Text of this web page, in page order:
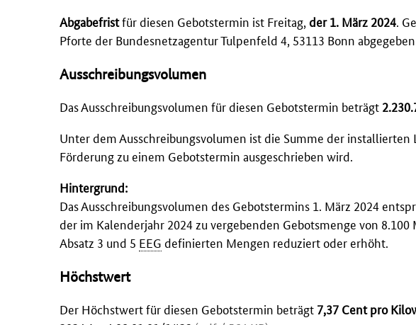
Abgabefristfür diesen Gebotstermin ist Freitag, der 1. März 2024 .
Pforte der Bundesnetzagentur Tulpenfeld 4, 53113 Bonn
Ausschreibungsvolumen
Das Ausschreibungsvolumen für diesen Gebotstermin beträgt
Unter dem Ausschreibungsvolumen ist die Summe der
Förderung zu einem Gebotstermin ausgeschrieben wird.
Hintergrund:
Das Ausschreibungsvolumen des Gebotstermins 1. März 2024
der im Kalenderjahr 2024 zu vergebenden Gebotsmenge von
Absatz 3 und 5 EEG definierten Mengen reduziert oder erhöht.
Höchstwert
Der Höchstwert für diesen Gebotstermin beträgt 7,37 Cent pro